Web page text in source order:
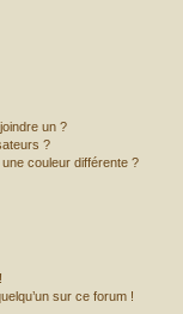
un ?
?
couleur différente ?
sur ce forum !